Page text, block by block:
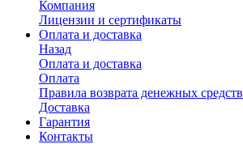
Компания
Лицензии и сертификаты
Оплата и доставка
Назад
Оплата и доставка
Оплата
Правила возврата денежных средств
Доставка
Гарантия
Контакты